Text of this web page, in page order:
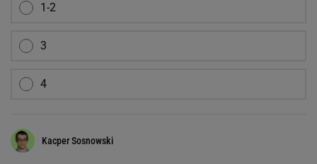
1-2
3
4
Kacper Sosnowski